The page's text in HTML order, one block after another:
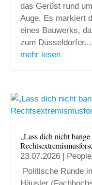
das Gerüst rund
Auge. Es markiert
eines Bauwerks,
zum Düsseldorfer...
mehr lesen
„Lass dich nicht
23.07.2026 |
Politische Runde